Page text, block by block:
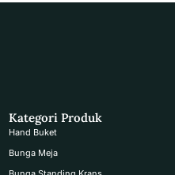
Kategori Produk
Hand Buket
Bunga Meja